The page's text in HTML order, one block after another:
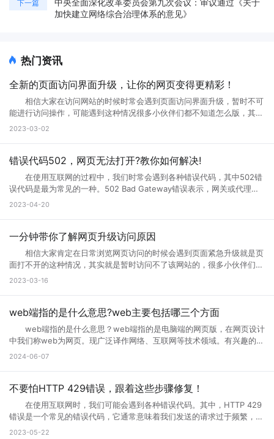
下一篇
中央全面深化改革委员会第九次会议：审议通过《关于
加快建立网络综合治理体系的意见》
热门资讯
全新的页面访问界面升级，让你的网页变得更精彩！
相信大家在访问网站的时候时常会遇到页面访问界面升级，暂时不可
能进行访问操作，可能遇到这种情况很多小伙伴们都不知道怎么版，其实
互联网网页在正常使用过程中是不会出现这种问题的。那么如果遇到页面
问页面，就是用户们正在访问的网页正在进行升级，暂时不可能进行访问
者们会通过升级访问提升网页的流畅度，让大家后续访问过程中更加顺
畅。这样上网就不会太卡了。 页面访问界面升级通知怎么设置出现页
面访问升级通知中，可以首先打开这个永久访问页面，然后点击升级按
钮，点击升级以后，网络就会自动的升级的，如果手机不会自动升级的
次，通过以上方式就可以打开需要访问的页面。 页面访问升级出
错? 有几个情况会导致这个现象出现： 1.你的网速过慢，网页代
码没有完全下载就运行了，导致不完整，当然就错误了。请刷新。 2.
器。 4.你的IE浏览器缓存出错，请右键点击桌面IE浏览器，选择属
性，在常规页面里，点击删除文件这个按钮，选择全部删除，并且点击删
分代码没有完全下载就提示浏览器完毕，导致错误。 你可以多刷新，或
者换一个网速比较好的时候访问(前提是这个网站是个大网站，不会出现
问题2) 6.qq空间目前在升级5.0版本，会出现一点小问题..请不用担
网站问题，也有可能只是网站正在升级，升级也是为了更好的保证用户访
问以及使用体验。当然也是为了安全性能，服务器软件功能会随着版本的
更新而提升。当现有的网站功能不能满足访问需求的时候也会及时升级提
2023-03-02
错误代码502，网页无法打开?教你如何解决!
在使用互联网的过程中，我们时常会遇到各种错误代码，其中502错
误代码是最为常见的一种。502 Bad Gateway错误表示，网关或代理服
务无法将请求发送到上游服务器。那么，错误代码502是什么意思?错误
到的响应无效或不完整。通常，这种情况发生在文件太大或处理速度太慢
被发送到它的代理服务器。如果代理服务器在尝试访问网站时无法从上游
服务器获取完整的响应，则会生成502错误代码。 502错误代码通常
是由代理服务器、网关或负载均衡器等设备导致的，而不是由您的计算机
或网络连接引起的。这意味着您只能为自己的网络连接做些有限的调整，
游服务器返回的响应无效或不完整 当请求通过代理服务器到达上游服
务器时，服务器有时会出现响应故障。这可能是因为服务器正在忙于处理
请求，或者因为出现其他问题造成了响应不完整。如果代理服务器无法从
未正确配置，则会导致出现502错误。如果代理服务器或网关未得到正确
配置，将无法正常地从上游服务器获取响应。 3、网络连接问题
果您的互联网连接出现问题或受到网络中断的干扰，则可能导致您的请求
无法成功连接到代理服务器或网关，这会导致错误代码502的出现。
三、如何解决错误代码502 1、刷新页面 首先尝试刷新网页。因
2023-04-20
一分钟带你了解网页升级访问原因
相信大家肯定在日常浏览网页访问的时候会遇到页面紧急升级就是页
面打不开的这种情况，其实就是暂时访问不了该网站的，很多小伙伴们搞
不清楚网页升级访问是什么意思，也不知道网页升级访问原因?其实这种
小编一起来详细了解下吧! 网页升级访问是什么意思? 所谓的网页
问等操作，一般来说互联网的网页使用过程中会出现各种问题的，网页建
设者们会通过升级访问提升网页的流畅度，让大家后续访问过程中更加顺
畅。 网页升级访问升级原因 1、 每个网站的站长都是希望把自己
的网站做大做强的，当网站的流量高了以后网站的后台服务器可能无法接
问网站。 2、 网站营运一段时间后，由于网络技术的发展以及网络服
务器环境的改变，原网页可能出现兼容性、功能与用户体验上的缺陷，为
了更长远的发展就需要升级访问页面了。 3、 现在的网络发展很快，
2023-03-16
web端指的是什么意思?web主要包括哪三个方面
web端指的是什么意思？web端指的是电脑端的网页版，在网页设计
中我们称web为网页。现广泛译作网络、互联网等技术领域。有兴趣的小
伙伴赶紧跟着小编一起学习下。 web端指的是什么意思？ “Web
各种类型的应用程序或服务，包括网页应用、在线商店、社交媒体平台、
Google Chrome、Mozilla Firefox、Microsoft Edge等）在用户的计算
机或移动设备上运行。Web端的优势之一是它的跨平台性，因为用户只需
要一个支持Web浏览器的设备即可访问和使用。 这意味着无论是在桌
2024-06-07
不要怕HTTP 429错误，跟着这些步骤修复！
在使用互联网时，我们可能会遇到各种错误代码。其中，HTTP 429
错误是一个常见的错误代码，它通常意味着我们发送的请求过于频繁，服
务器无法响应。那么你知道什么是HTTP 429错误?HTTP 429错误如何修
2023-05-22